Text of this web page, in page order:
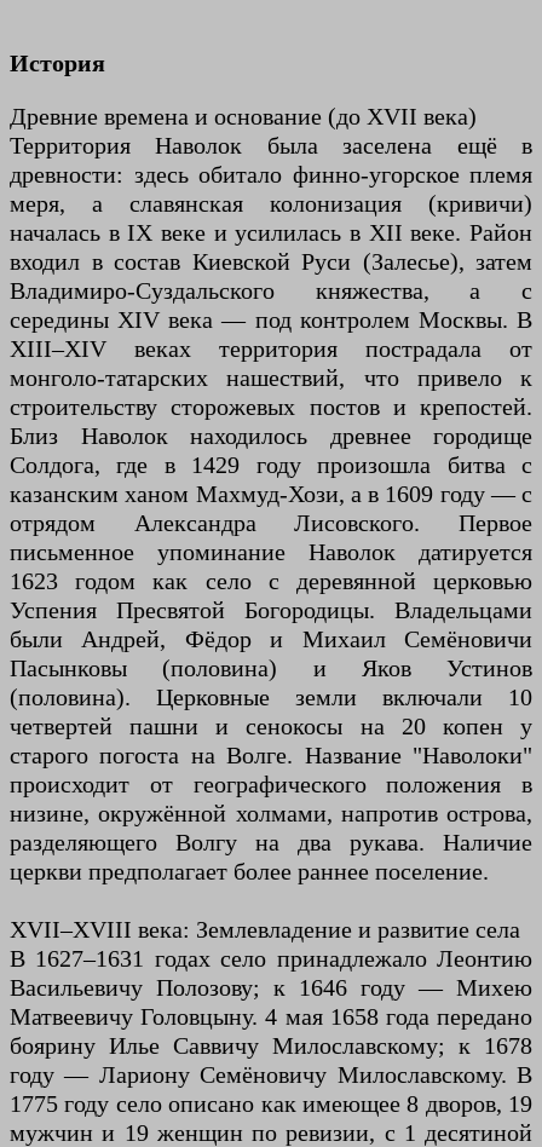
История
Древние времена и основание (до XVII века)
Территория Наволок была заселена ещё в
древности: здесь обитало финно-угорское племя
меря, а славянская колонизация (кривичи)
началась в IX веке и усилилась в XII веке. Район
входил в состав Киевской Руси (Залесье), затем
Владимиро-Суздальского княжества, а с
середины XIV века — под контролем Москвы. В
XIII–XIV веках территория пострадала от
монголо-татарских нашествий, что привело к
строительству сторожевых постов и крепостей.
Близ Наволок находилось древнее городище
Солдога, где в 1429 году произошла битва с
казанским ханом Махмуд-Хози, а в 1609 году — с
отрядом Александра Лисовского. Первое
письменное упоминание Наволок датируется
1623 годом как село с деревянной церковью
Успения Пресвятой Богородицы. Владельцами
были Андрей, Фёдор и Михаил Семёновичи
Пасынковы (половина) и Яков Устинов
(половина). Церковные земли включали 10
четвертей пашни и сенокосы на 20 копен у
старого погоста на Волге. Название "Наволоки"
происходит от географического положения в
низине, окружённой холмами, напротив острова,
разделяющего Волгу на два рукава. Наличие
церкви предполагает более раннее поселение.
XVII–XVIII века: Землевладение и развитие села
В 1627–1631 годах село принадлежало Леонтию
Васильевичу Полозову; к 1646 году — Михею
Матвеевичу Головцыну. 4 мая 1658 года передано
боярину Илье Саввичу Милославскому; к 1678
году — Лариону Семёновичу Милославскому. В
1775 году село описано как имеющее 8 дворов, 19
мужчин и 19 женщин по ревизии, с 1 десятиной